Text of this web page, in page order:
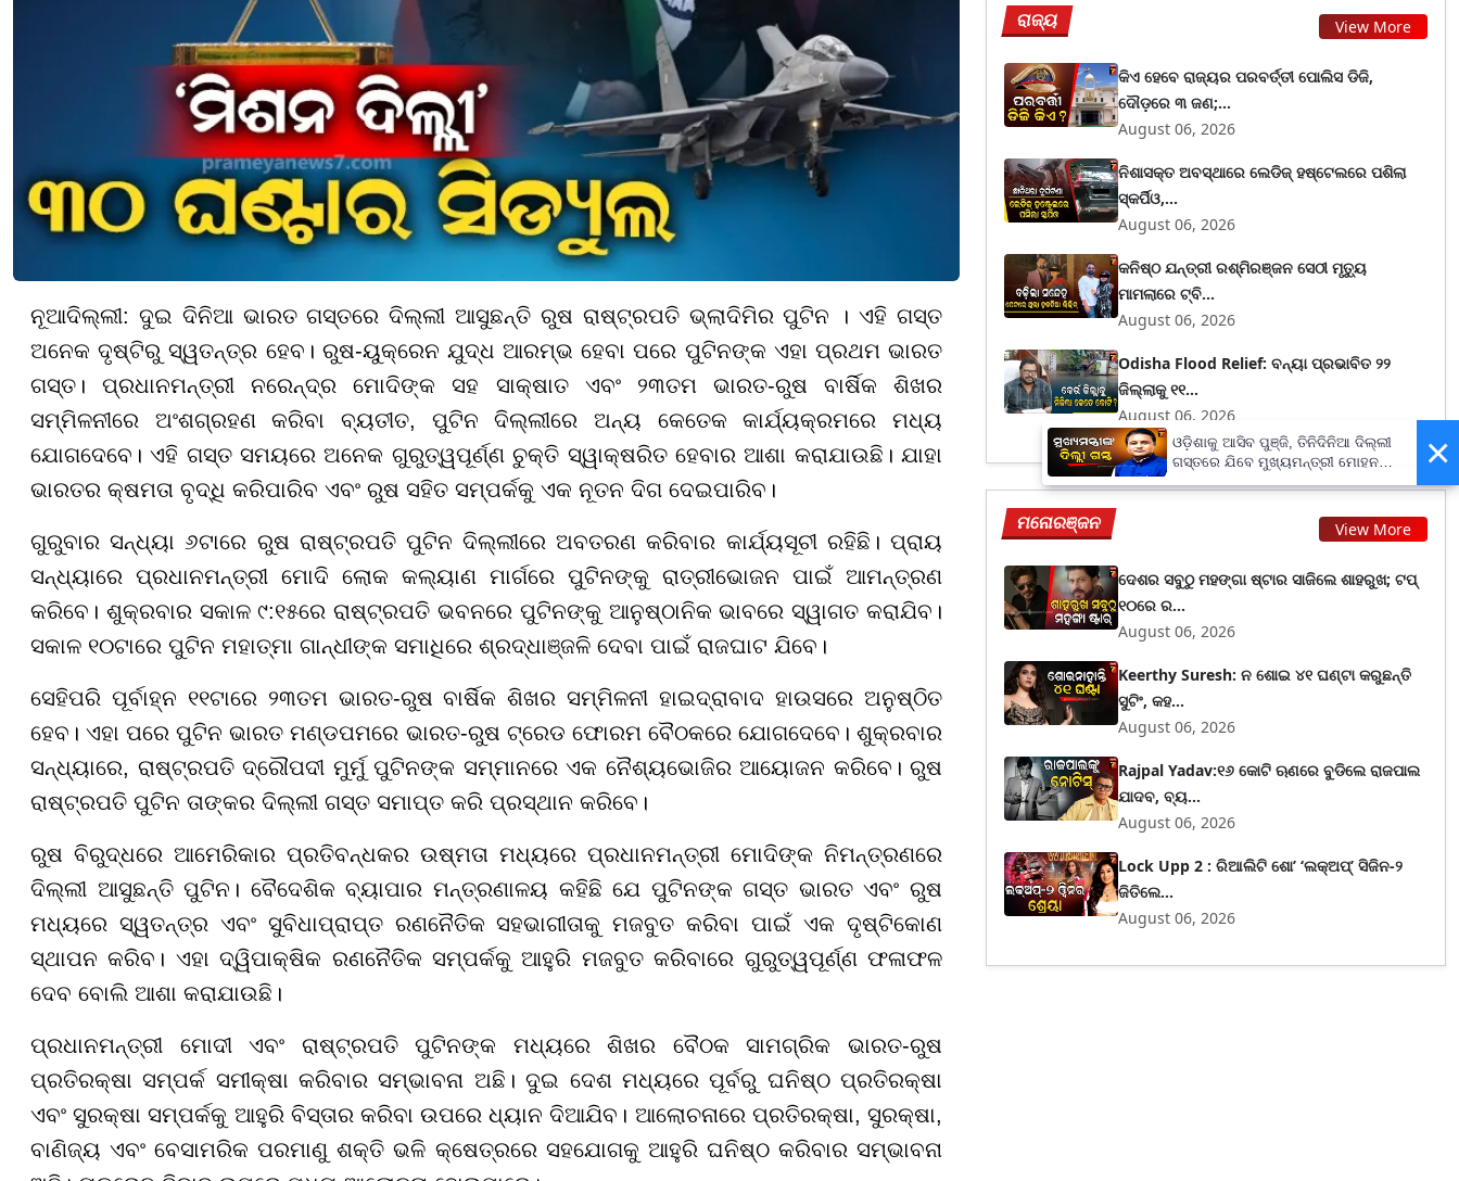
ନୂଆଦିଲ୍ଲୀ: ଦୁଇ ଦିନିଆ ଭାରତ ଗସ୍ତରେ ଦିଲ୍ଲୀ ଆସୁଛନ୍ତି ରୁଷ ରାଷ୍ଟ୍ରପତି ଭ୍ଲାଦିମିର ପୁଟିନ । ଏହି ଗସ୍ତ
ଅନେକ ଦୃଷ୍ଟିରୁ ସ୍ୱତନ୍ତ୍ର ହେବ। ରୁଷ-ୟୁକ୍ରେନ ଯୁଦ୍ଧ ଆରମ୍ଭ ହେବା ପରେ ପୁଟିନଙ୍କ ଏହା ପ୍ରଥମ ଭାରତ
ଗସ୍ତ। ପ୍ରଧାନମନ୍ତ୍ରୀ ନରେନ୍ଦ୍ର ମୋଦିଙ୍କ ସହ ସାକ୍ଷାତ ଏବଂ ୨୩ତମ ଭାରତ-ରୁଷ ବାର୍ଷିକ ଶିଖର
ସମ୍ମିଳନୀରେ ଅଂଶଗ୍ରହଣ କରିବା ବ୍ୟତୀତ, ପୁଟିନ ଦିଲ୍ଲୀରେ ଅନ୍ୟ କେତେକ କାର୍ଯ୍ୟକ୍ରମରେ ମଧ୍ୟ
ଯୋଗଦେବେ। ଏହି ଗସ୍ତ ସମୟରେ ଅନେକ ଗୁରୁତ୍ୱପୂର୍ଣ୍ଣ ଚୁକ୍ତି ସ୍ୱାକ୍ଷରିତ ହେବାର ଆଶା କରାଯାଉଛି। ଯାହା
ଭାରତର କ୍ଷମତା ବୃଦ୍ଧି କରିପାରିବ ଏବଂ ରୁଷ ସହିତ ସମ୍ପର୍କକୁ ଏକ ନୂତନ ଦିଗ ଦେଇପାରିବ।
ଗୁରୁବାର ସନ୍ଧ୍ୟା ୬ଟାରେ ରୁଷ ରାଷ୍ଟ୍ରପତି ପୁଟିନ ଦିଲ୍ଲୀରେ ଅବତରଣ କରିବାର କାର୍ଯ୍ୟସୂଚୀ ରହିଛି। ପ୍ରାୟ
ସନ୍ଧ୍ୟାରେ ପ୍ରଧାନମନ୍ତ୍ରୀ ମୋଦି ଲୋକ କଲ୍ୟାଣ ମାର୍ଗରେ ପୁଟିନଙ୍କୁ ରାତ୍ରୀଭୋଜନ ପାଇଁ ଆମନ୍ତ୍ରଣ
କରିବେ। ଶୁକ୍ରବାର ସକାଳ ୯:୧୫ରେ ରାଷ୍ଟ୍ରପତି ଭବନରେ ପୁଟିନଙ୍କୁ ଆନୁଷ୍ଠାନିକ ଭାବରେ ସ୍ୱାଗତ କରାଯିବ।
ସକାଳ ୧୦ଟାରେ ପୁଟିନ ମହାତ୍ମା ଗାନ୍ଧୀଙ୍କ ସମାଧିରେ ଶ୍ରଦ୍ଧାଞ୍ଜଳି ଦେବା ପାଇଁ ରାଜଘାଟ ଯିବେ।
ସେହିପରି ପୂର୍ବାହ୍ନ ୧୧ଟାରେ ୨୩ତମ ଭାରତ-ରୁଷ ବାର୍ଷିକ ଶିଖର ସମ୍ମିଳନୀ ହାଇଦ୍ରାବାଦ ହାଉସରେ ଅନୁଷ୍ଠିତ
ହେବ। ଏହା ପରେ ପୁଟିନ ଭାରତ ମଣ୍ଡପମରେ ଭାରତ-ରୁଷ ଟ୍ରେଡ ଫୋରମ ବୈଠକରେ ଯୋଗଦେବେ। ଶୁକ୍ରବାର
ସନ୍ଧ୍ୟାରେ, ରାଷ୍ଟ୍ରପତି ଦ୍ରୌପଦୀ ମୁର୍ମୁ ପୁଟିନଙ୍କ ସମ୍ମାନରେ ଏକ ନୈଶ୍ୟଭୋଜିର ଆୟୋଜନ କରିବେ। ରୁଷ
ରାଷ୍ଟ୍ରପତି ପୁଟିନ ତାଙ୍କର ଦିଲ୍ଲୀ ଗସ୍ତ ସମାପ୍ତ କରି ପ୍ରସ୍ଥାନ କରିବେ।
ରୁଷ ବିରୁଦ୍ଧରେ ଆମେରିକାର ପ୍ରତିବନ୍ଧକର ଉଷ୍ମତା ମଧ୍ୟରେ ପ୍ରଧାନମନ୍ତ୍ରୀ ମୋଦିଙ୍କ ନିମନ୍ତ୍ରଣରେ
ଦିଲ୍ଲୀ ଆସୁଛନ୍ତି ପୁଟିନ। ବୈଦେଶିକ ବ୍ୟାପାର ମନ୍ତ୍ରଣାଳୟ କହିଛି ଯେ ପୁଟିନଙ୍କ ଗସ୍ତ ଭାରତ ଏବଂ ରୁଷ
ମଧ୍ୟରେ ସ୍ୱତନ୍ତ୍ର ଏବଂ ସୁବିଧାପ୍ରାପ୍ତ ରଣନୈତିକ ସହଭାଗୀତାକୁ ମଜବୁତ କରିବା ପାଇଁ ଏକ ଦୃଷ୍ଟିକୋଣ
ସ୍ଥାପନ କରିବ। ଏହା ଦ୍ୱିପାକ୍ଷିକ ରଣନୈତିକ ସମ୍ପର୍କକୁ ଆହୁରି ମଜବୁତ କରିବାରେ ଗୁରୁତ୍ୱପୂର୍ଣ୍ଣ ଫଳାଫଳ
ଦେବ ବୋଲି ଆଶା କରାଯାଉଛି।
ପ୍ରଧାନମନ୍ତ୍ରୀ ମୋଦୀ ଏବଂ ରାଷ୍ଟ୍ରପତି ପୁଟିନଙ୍କ ମଧ୍ୟରେ ଶିଖର ବୈଠକ ସାମଗ୍ରିକ ଭାରତ-ରୁଷ
ପ୍ରତିରକ୍ଷା ସମ୍ପର୍କ ସମୀକ୍ଷା କରିବାର ସମ୍ଭାବନା ଅଛି। ଦୁଇ ଦେଶ ମଧ୍ୟରେ ପୂର୍ବରୁ ଘନିଷ୍ଠ ପ୍ରତିରକ୍ଷା
ଏବଂ ସୁରକ୍ଷା ସମ୍ପର୍କକୁ ଆହୁରି ବିସ୍ତାର କରିବା ଉପରେ ଧ୍ୟାନ ଦିଆଯିବ। ଆଲୋଚନାରେ ପ୍ରତିରକ୍ଷା, ସୁରକ୍ଷା,
ବାଣିଜ୍ୟ ଏବଂ ବେସାମରିକ ପରମାଣୁ ଶକ୍ତି ଭଳି କ୍ଷେତ୍ରରେ ସହଯୋଗକୁ ଆହୁରି ଘନିଷ୍ଠ କରିବାର ସମ୍ଭାବନା
ରାଜ୍ୟ View More
କିଏ ହେବେ ରାଜ୍ୟର ପରବର୍ତ୍ତୀ ପୋଲିସ ଡିଜି,
ଦୌଡ଼ରେ ୩ ଜଣ;...
August 06, 2026
ନିଶାସକ୍ତ ଅବସ୍ଥାରେ ଲେଡିଜ୍‌ ହଷ୍ଟେଲରେ ପଶିଲା
ସ୍କର୍ପିଓ,...
August 06, 2026
କନିଷ୍ଠ ଯନ୍ତ୍ରୀ ରଶ୍ମିରଞ୍ଜନ ସେଠୀ ମୃତ୍ୟୁ
ମାମଲାରେ ଟ୍ବି...
August 06, 2026
Odisha Flood Relief: ବନ୍ୟା ପ୍ରଭାବିତ ୨୨
ଜିଲ୍ଲାକୁ ୧୧...
August 06, 2026
ମନୋରଞ୍ଜନ View More
ଦେଶର ସବୁଠୁ ମହଙ୍ଗା ଷ୍ଟାର ସାଜିଲେ ଶାହରୁଖ; ଟପ୍‌
୧୦ରେ ର...
August 06, 2026
Keerthy Suresh: ନ ଶୋଇ ୪୧ ଘଣ୍ଟା କରୁଛନ୍ତି
ସୁଟିଂ, କହ...
August 06, 2026
Rajpal Yadav:୧୬ କୋଟି ଋଣରେ ବୁଡିଲେ ରାଜପାଲ
ଯାଦବ, ବ୍ୟ...
August 06, 2026
Lock Upp 2 : ରିଆଲିଟି ଶୋ’ ‘ଲକ୍‌ଅପ୍’ ସିଜିନ-୨
ଜିତିଲେ...
August 06, 2026
×
ଓଡ଼ିଶାକୁ ଆସିବ ପୁଞ୍ଜି, ତିନିଦିନିଆ ଦିଲ୍ଲୀ
ଗସ୍ତରେ ଯିବେ ମୁଖ୍ୟମନ୍ତ୍ରୀ ମୋହନ